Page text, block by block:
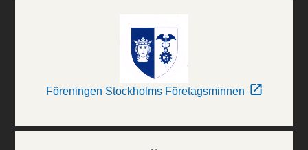
Föreningen Stockholms Företagsminnen